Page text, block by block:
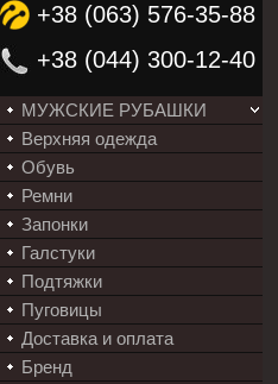
+38 (063) 576-35-88
+38 (044) 300-12-40
МУЖСКИЕ РУБАШКИ
Верхняя одежда
Обувь
Ремни
Запонки
Галстуки
Подтяжки
Пуговицы
Доставка и оплата
Бренд